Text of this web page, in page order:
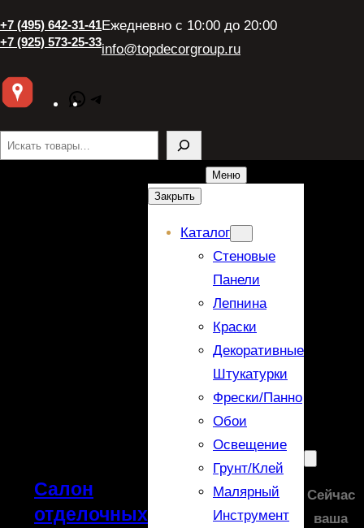
+7 (495) 642-31-41
+7 (925) 573-25-33
Ежедневно с 10:00 до 20:00
info@topdecorgroup.ru
WhatsApp
Поиск
Салон
отделочных
Меню
Закрыть
Каталог
Стеновые
Панели
Лепнина
Краски
Декоративные
Штукатурки
Фрески/панно
Обои
Освещение
Грунт/Клей
Малярный
Инструмент
Сейчас
ваша